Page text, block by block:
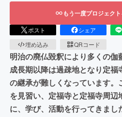
もう一度プロジェク
ポスト シェア
埋め込み
QRコード
明治の廃仏毀釈により多くの
成長期以降は過疎地となり定
の継承が難しくなっています。
を見習い、定福寺と定福寺周
に、学び、活動を行ってきまし